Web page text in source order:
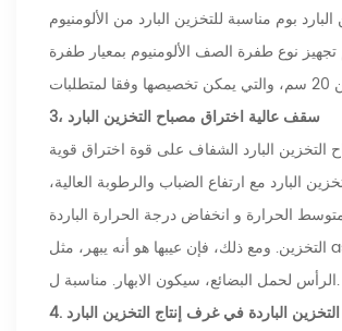
بوم مناسبة للتخزين البارد من الألومنيوم
تجهيز نوع طفرة الصف الألومنيوم بمعيار طفرة
3، سقف عالية اختراق مصباح التخزين البارد
التخزين البارد الشفاف على قوة اختراق قوية
البارد مع ارتفاع الضباب والرطوبة العالية،
​​الحرارة و انخفاض درجة الحرارة الباردة
التخزين. ومع ذلك، فإن عيبها هو أنه يبهر، مثل as: متى رفع
الرأس لحمل البضائع، سيكون الابهار. مناسبة ل.
التخزين الباردة في غرف إنتاج التخزين البارد